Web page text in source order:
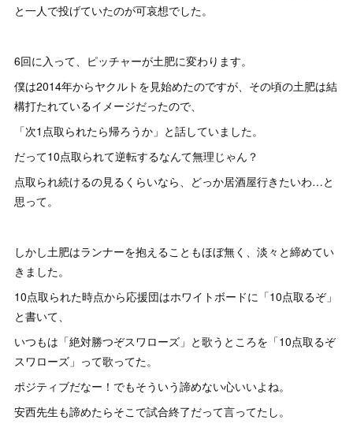
と一人で投げていたのが可哀想でした。
6回に入って、ピッチャーが土肥に変わります。
僕は2014年からヤクルトを見始めたのですが、その頃の土肥は結
構打たれているイメージだったので、
「次1点取られたら帰ろうか」と話していました。
だって10点取られて逆転するなんて無理じゃん？
点取られ続けるの見るくらいなら、どっか居酒屋行きたいわ…と
思って。
しかし土肥はランナーを抱えることもほぼ無く、淡々と締めてい
きました。
10点取られた時点から応援団はホワイトボードに「10点取るぞ」
と書いて、
いつもは「絶対勝つぞスワローズ」と歌うところを「10点取るぞ
スワローズ」って歌ってた。
ポジティブだなー！でもそういう諦めない心いいよね。
安西先生も諦めたらそこで試合終了だって言ってたし。